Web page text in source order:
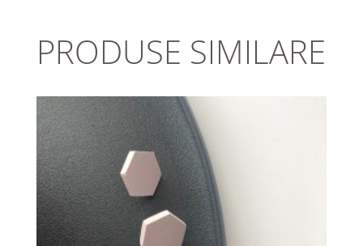
PRODUSE SIMILARE